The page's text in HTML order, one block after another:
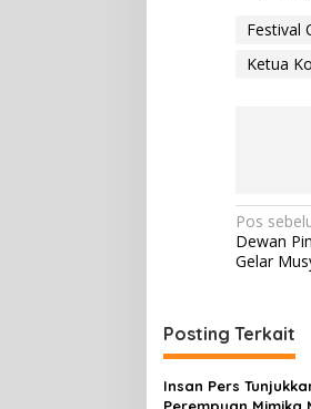
Festival
Ketua
N
a
i
g
a
Pos
Dewan
Gelar
Posting Terkait
Insan Pers